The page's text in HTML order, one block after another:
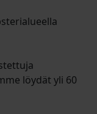
löydät yli 60